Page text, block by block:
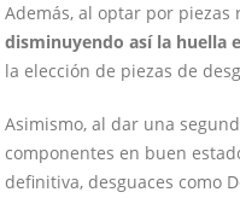
Además, al optar por
disminuyendo así la huella
la elección de piezas de
Asimismo, al dar una
componentes en buen
definitiva, desguaces como